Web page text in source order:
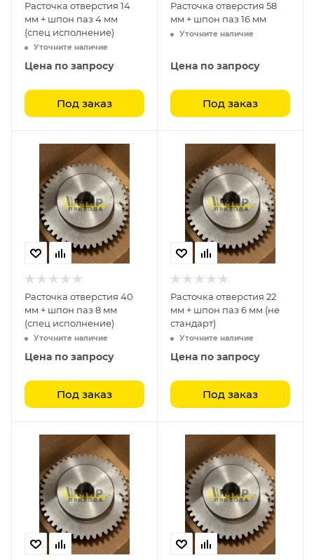
Расточка отверстия 14
мм + шпон паз 4 мм
(спец исполнение)
Уточните наличие
Цена по запросу
Под заказ
Расточка отверстия 58
мм + шпон паз 16 мм
Уточните наличие
Цена по запросу
Под заказ
Расточка отверстия 40
мм + шпон паз 8 мм
(спец исполнение)
Уточните наличие
Цена по запросу
Под заказ
Расточка отверстия 22
мм + шпон паз 6 мм (не
стандарт)
Уточните наличие
Цена по запросу
Под заказ